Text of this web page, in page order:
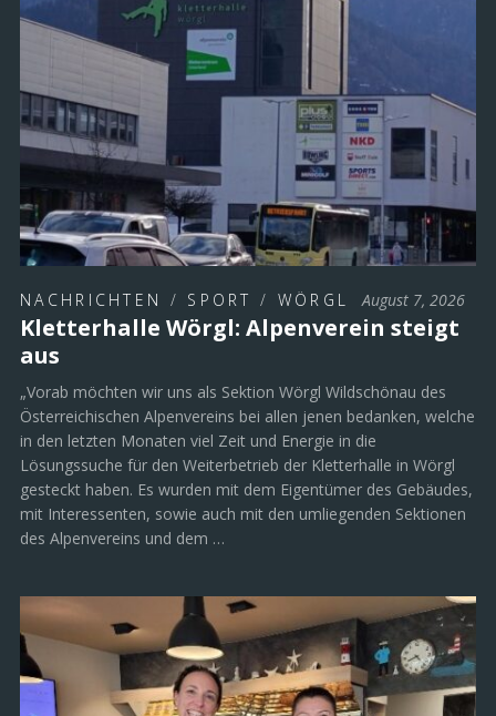
NACHRICHTEN / SPORT / WÖRGL August 7, 2026
Kletterhalle Wörgl: Alpenverein steigt
aus
„Vorab möchten wir uns als Sektion Wörgl Wildschönau des
Österreichischen Alpenvereins bei allen jenen bedanken, welche
in den letzten Monaten viel Zeit und Energie in die
Lösungssuche für den Weiterbetrieb der Kletterhalle in Wörgl
gesteckt haben. Es wurden mit dem Eigentümer des Gebäudes,
mit Interessenten, sowie auch mit den umliegenden Sektionen
des Alpenvereins und dem …